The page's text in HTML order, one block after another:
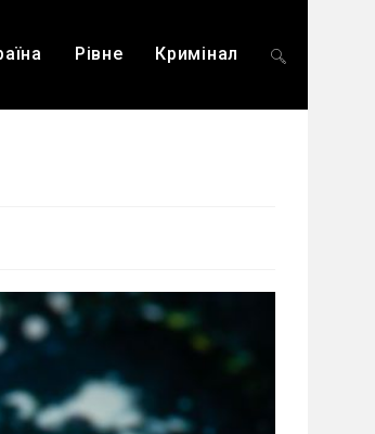
Рівне Кримінал Перемкнути